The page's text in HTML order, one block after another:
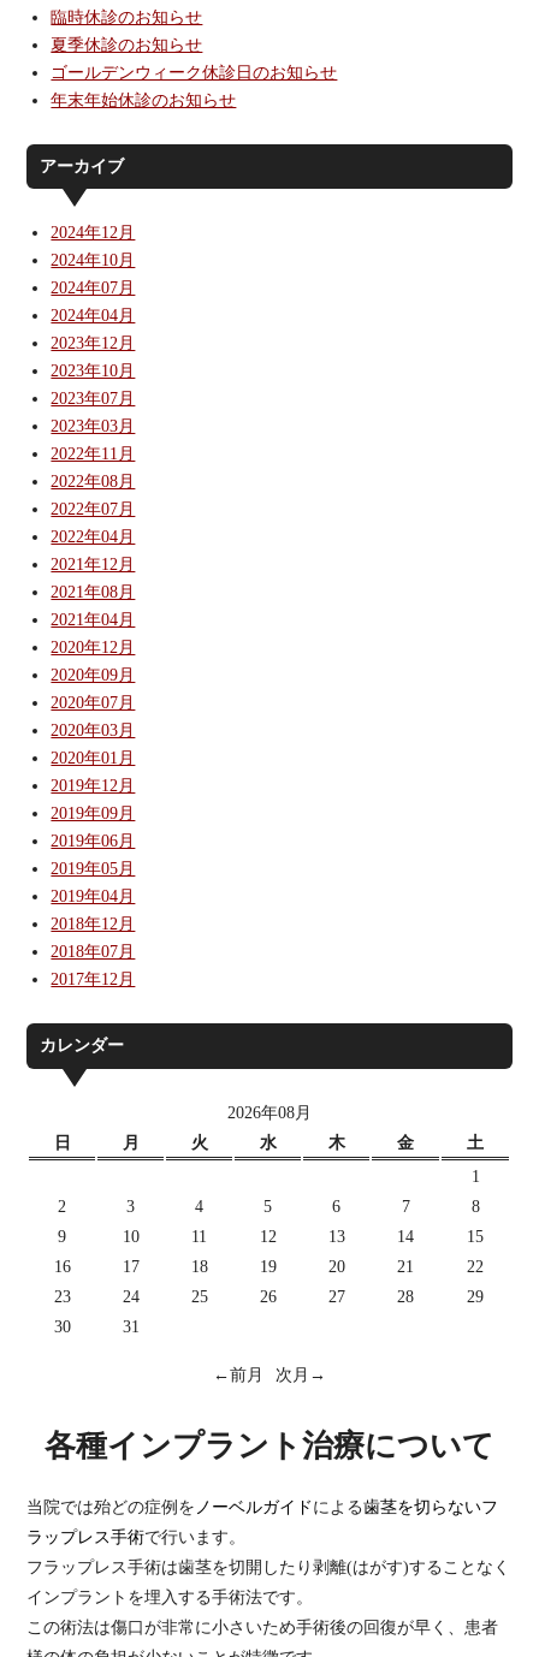
臨時休診のお知らせ
夏季休診のお知らせ
ゴールデンウィーク休診日のお知らせ
年末年始休診のお知らせ
アーカイブ
2024年12月
2024年10月
2024年07月
2024年04月
2023年12月
2023年10月
2023年07月
2023年03月
2022年11月
2022年08月
2022年07月
2022年04月
2021年12月
2021年08月
2021年04月
2020年12月
2020年09月
2020年07月
2020年03月
2020年01月
2019年12月
2019年09月
2019年06月
2019年05月
2019年04月
2018年12月
2018年07月
2017年12月
カレンダー
2026年08月
日
月 火 水 木 金
土
1
2
3 4 5 6 7
8
9
10 11 12 13 14
15
16
17 18 19 20 21
22
23
24 25 26 27 28
29
30
31
←前月 次月→
各種インプラント治療について
当院では殆どの症例を ノーベルガイドによる歯茎を切らないフ
ラップレス手術で行います。
フラップレス手術は歯茎を切開したり剥離(はがす)することなく
インプラントを埋入する手術法です。
この術法は傷口が非常に小さいため手術後の回復が早く、患者